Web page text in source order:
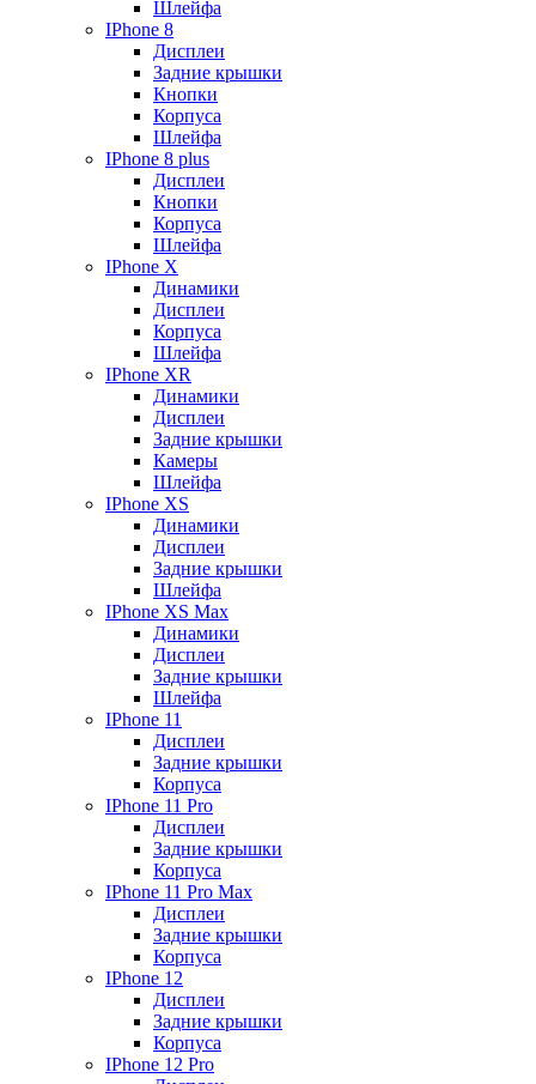
Шлейфа
IPhone 8
Дисплеи
Задние крышки
Кнопки
Корпуса
Шлейфа
IPhone 8 plus
Дисплеи
Кнопки
Корпуса
Шлейфа
IPhone X
Динамики
Дисплеи
Корпуса
Шлейфа
IPhone XR
Динамики
Дисплеи
Задние крышки
Камеры
Шлейфа
IPhone XS
Динамики
Дисплеи
Задние крышки
Шлейфа
IPhone XS Max
Динамики
Дисплеи
Задние крышки
Шлейфа
IPhone 11
Дисплеи
Задние крышки
Корпуса
IPhone 11 Pro
Дисплеи
Задние крышки
Корпуса
IPhone 11 Pro Max
Дисплеи
Задние крышки
Корпуса
IPhone 12
Дисплеи
Задние крышки
Корпуса
IPhone 12 Pro